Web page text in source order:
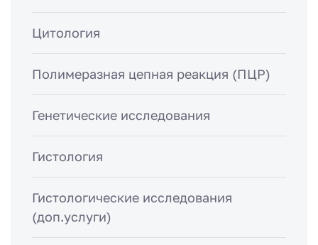
Цитология
Полимеразная цепная реакция (ПЦР)
Генетические исследования
Гистология
Гистологические исследования
(доп.услуги)